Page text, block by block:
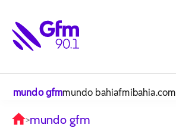
mundo gfmmundo bahiafmibahia.com
>mundo gfm